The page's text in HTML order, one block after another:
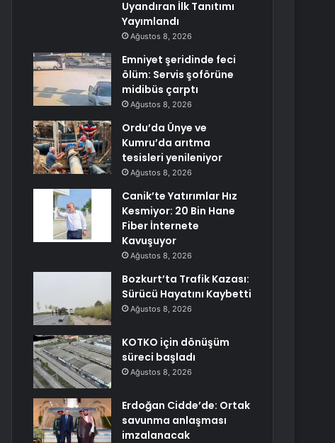
Uyandıran İlk Tanıtımı
Yayımlandı
Ağustos 8, 2026
Emniyet şeridinde feci
ölüm: Servis şoförüne
midibüs çarptı
Ağustos 8, 2026
Ordu’da Ünye ve
Kumru’da arıtma
tesisleri yenileniyor
Ağustos 8, 2026
Canik’te Yatırımlar Hız
Kesmiyor: 20 Bin Hane
Fiber İnternete
Kavuşuyor
Ağustos 8, 2026
Bozkurt’ta Trafik Kazası:
Sürücü Hayatını Kaybetti
Ağustos 8, 2026
KOTKO için dönüşüm
süreci başladı
Ağustos 8, 2026
Erdoğan Cidde’de: Ortak
savunma anlaşması
imzalanacak